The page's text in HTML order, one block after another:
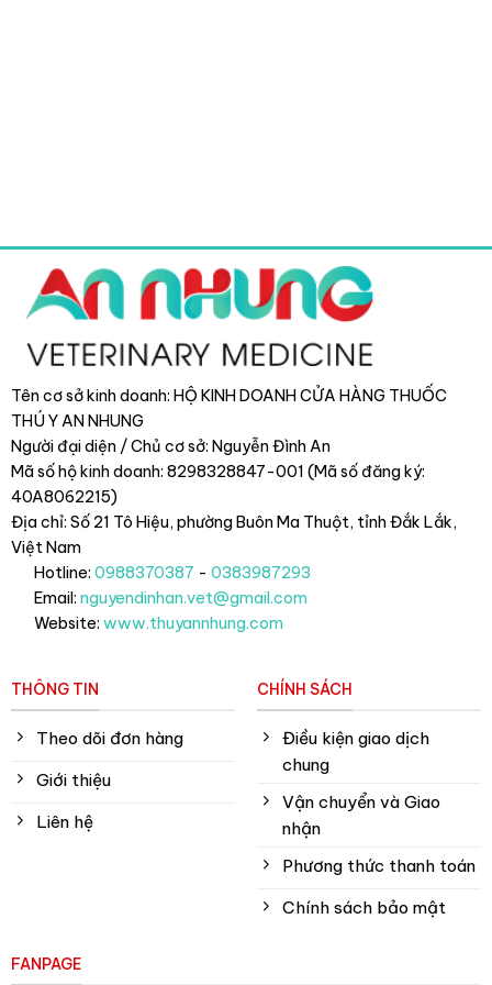
Tên cơ sở kinh doanh: HỘ KINH DOANH CỬA HÀNG THUỐC
THÚ Y AN NHUNG
Người đại diện / Chủ cơ sở: Nguyễn Đình An
Mã số hộ kinh doanh: 8298328847-001 (Mã số đăng ký:
40A8062215)
Địa chỉ: Số 21 Tô Hiệu, phường Buôn Ma Thuột, tỉnh Đắk Lắk,
Việt Nam
Hotline: 0988370387 - 0383987293
Email: nguyendinhan.vet@gmail.com
Website: www.thuyannhung.com
THÔNG TIN
Theo dõi đơn hàng
Giới thiệu
Liên hệ
CHÍNH SÁCH
Điều kiện giao dịch
chung
Vận chuyển và Giao
nhận
Phương thức thanh toán
Chính sách bảo mật
FANPAGE